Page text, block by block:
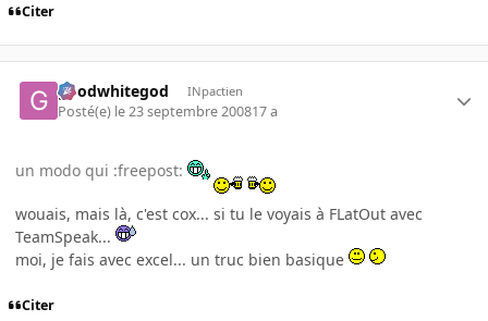
Citer
goodwhitegod INpactien
Posté(e) le 23 septembre 200817 a
un modo qui :freepost:
wouais, mais là, c'est cox... si tu le voyais à FLatOut avec
TeamSpeak...
moi, je fais avec excel... un truc bien basique
Citer